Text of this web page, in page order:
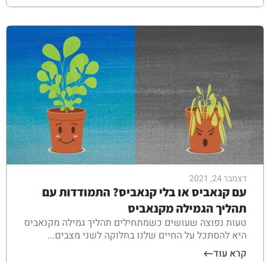
דצמבר 24, 2021
עם קנאביס או בלי קנאביס? התמודדות עם
תהליך הגמילה מקנאביס
טעות נפוצה שעושים כשמתחילים תהליך גמילה מקנאביס
היא להסתכל על החיים שלנו בחלוקה לשני מצבים...
קרא עוד